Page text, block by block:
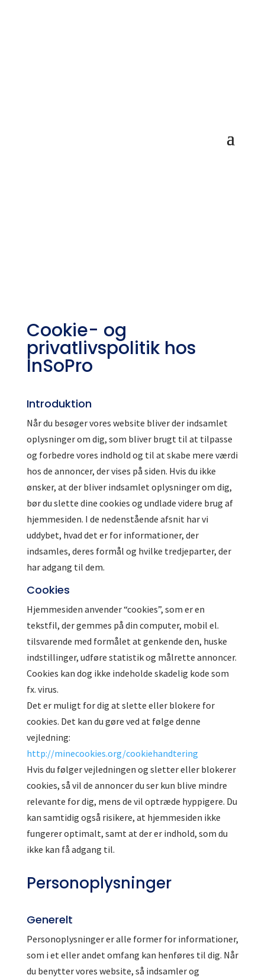
Cookie- og
privatlivspolitik hos
InSoPro
Introduktion
Når du besøger vores website bliver der indsamlet
oplysninger om dig, som bliver brugt til at tilpasse
og forbedre vores indhold og til at skabe mere værdi
hos de annoncer, der vises på siden. Hvis du ikke
ønsker, at der bliver indsamlet oplysninger om dig,
bør du slette dine cookies og undlade videre brug af
hjemmesiden. I de nedenstående afsnit har vi
uddybet, hvad det er for informationer, der
indsamles, deres formål og hvilke tredjeparter, der
har adgang til dem.
Cookies
Hjemmesiden anvender “cookies”, som er en
tekstfil, der gemmes på din computer, mobil el.
tilsvarende med formålet at genkende den, huske
indstillinger, udføre statistik og målrette annoncer.
Cookies kan dog ikke indeholde skadelig kode som
fx. virus.
Det er muligt for dig at slette eller blokere for
cookies. Det kan du gøre ved at følge denne
vejledning:
http://minecookies.org/cookiehandtering
Hvis du følger vejledningen og sletter eller blokerer
cookies, så vil de annoncer du ser kun blive mindre
relevante for dig, mens de vil optræde hyppigere. Du
kan samtidig også risikere, at hjemmesiden ikke
fungerer optimalt, samt at der er indhold, som du
ikke kan få adgang til.
Personoplysninger
Generelt
Personoplysninger er alle former for informationer,
som i et eller andet omfang kan henføres til dig. Når
du benytter vores website, så indsamler og